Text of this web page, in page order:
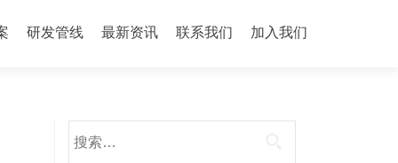
研发管线 最新资讯 联系我们 加入我们
索：